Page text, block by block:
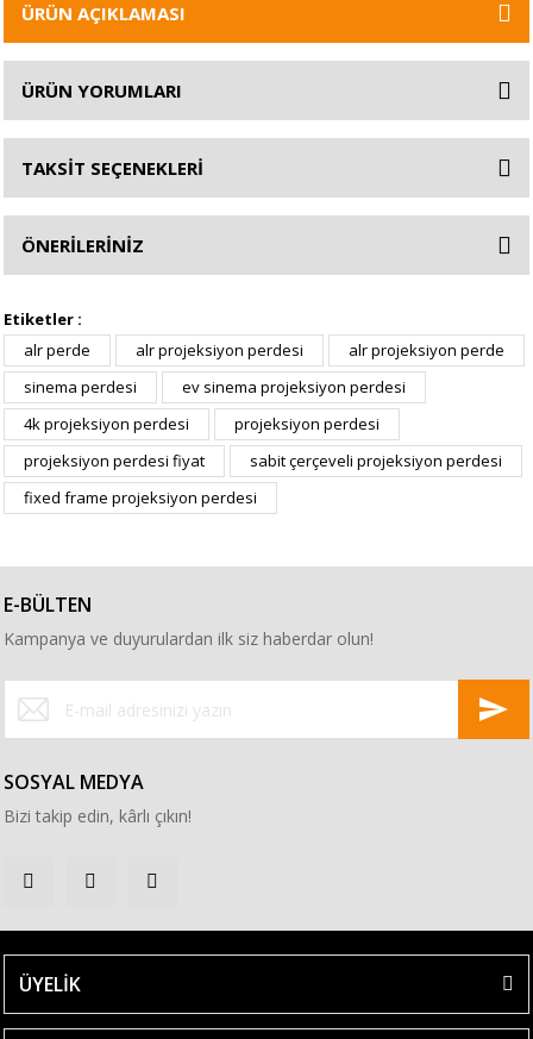
ÜRÜN AÇIKLAMASI
ÜRÜN YORUMLARI
TAKSİT SEÇENEKLERİ
ÖNERİLERİNİZ
Etiketler :
alr perde
alr projeksiyon perdesi
alr projeksiyon perde
sinema perdesi
ev sinema projeksiyon perdesi
4k projeksiyon perdesi
projeksiyon perdesi
projeksiyon perdesi fiyat
sabit çerçeveli projeksiyon perdesi
fixed frame projeksiyon perdesi
E-BÜLTEN
Kampanya ve duyurulardan ilk siz haberdar olun!
SOSYAL MEDYA
Bizi takip edin, kârlı çıkın!
ÜYELİK